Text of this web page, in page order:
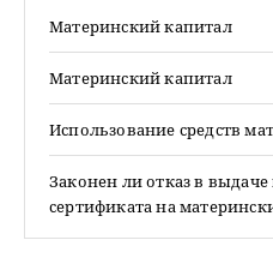
Материнский капитал
Материнский капитал
Использование средств
Законен ли отказ в выдаче
сертификата на